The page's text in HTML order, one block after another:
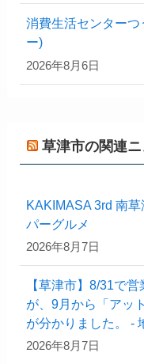
消費生活センター
ー)
2026年8月6日
草津市の関連
KAKIMASA 3rd 南
パーグルメ
2026年8月7日
【草津市】8/31で
が、9月から「アッ
が分かりました。 -
2026年8月7日